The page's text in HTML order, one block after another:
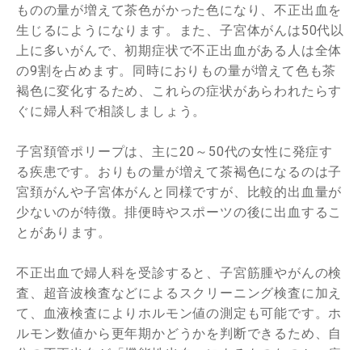
ものの量が増えて茶色がかった色になり、不正出血を
生じるにようになります。また、子宮体がんは50代以
上に多いがんで、初期症状で不正出血がある人は全体
の9割を占めます。同時におりもの量が増えて色も茶
褐色に変化するため、これらの症状があらわれたらす
ぐに婦人科で相談しましょう。
子宮頚管ポリープは、主に20～50代の女性に発症す
る疾患です。おりもの量が増えて茶褐色になるのは子
宮頚がんや子宮体がんと同様ですが、比較的出血量が
少ないのが特徴。排便時やスポーツの後に出血するこ
とがあります。
不正出血で婦人科を受診すると、子宮筋腫やがんの検
査、超音波検査などによるスクリーニング検査に加え
て、血液検査によりホルモン値の測定も可能です。ホ
ルモン数値から更年期かどうかを判断できるため、自